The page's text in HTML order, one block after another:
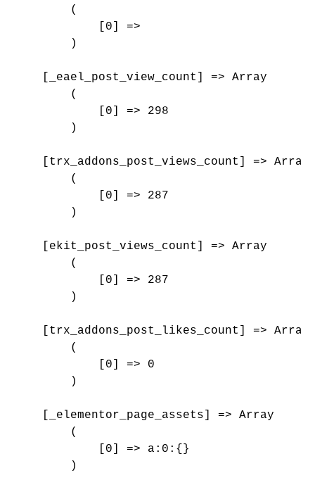
        (
            [0] =>
        )
    [_eael_post_view_count] => Array
        (
            [0] => 298
        )
    [trx_addons_post_views_count] => Array
        (
            [0] => 287
        )
    [ekit_post_views_count] => Array
        (
            [0] => 287
        )
    [trx_addons_post_likes_count] => Array
        (
            [0] => 0
        )
    [_elementor_page_assets] => Array
        (
            [0] => a:0:{}
        )